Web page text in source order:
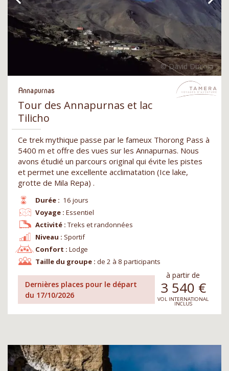
Annapurnas
Tour des Annapurnas et lac
Tilicho
Ce trek mythique passe par le fameux Thorong Pass à
5400 m et offre des vues sur les Annapurnas. Nous
avons étudié un parcours original qui évite les pistes
et permet une excellente acclimatation (Ice lake,
grotte de Mila Repa) .
Durée : 16 jours
Niveau : Sportif
Voyage : Essentiel
Confort : Lodge
Activité : Treks et randonnées
Taille du groupe : de 2 à 8 participants
Dernières places pour le départ
du 17/10/2026
à partir de
3 540 €
VOL INTERNATIONAL
INCLUS